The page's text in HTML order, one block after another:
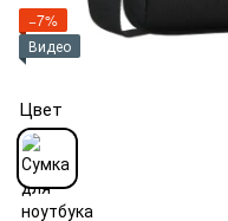
−7%
Видео
Цвет